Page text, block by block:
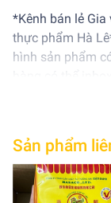
*Kênh bán lẻ
thực phẩm Hà
hình sản phẩm
cam kết giao
Sản phẩm